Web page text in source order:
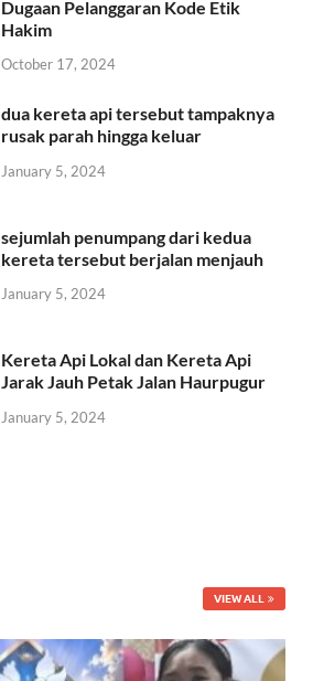
Dugaan Pelanggaran Kode Etik
Hakim
October 17, 2024
dua kereta api tersebut tampaknya
rusak parah hingga keluar
January 5, 2024
sejumlah penumpang dari kedua
kereta tersebut berjalan menjauh
January 5, 2024
Kereta Api Lokal dan Kereta Api
Jarak Jauh Petak Jalan Haurpugur
January 5, 2024
VIEW ALL